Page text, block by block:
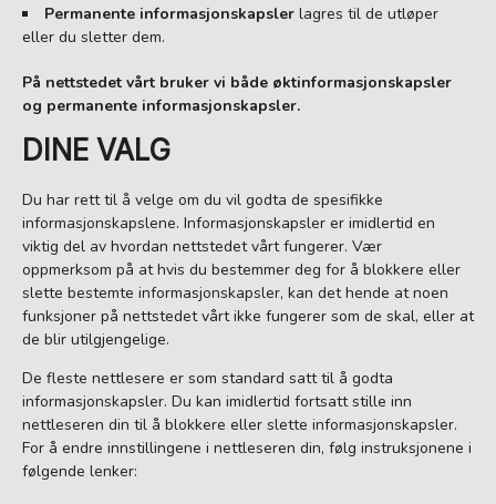
Permanente informasjonskapsler lagres til de utløper
eller du sletter dem.
På nettstedet vårt bruker vi både øktinformasjonskapsler
og permanente informasjonskapsler.
DINE VALG
Du har rett til å velge om du vil godta de spesifikke
informasjonskapslene. Informasjonskapsler er imidlertid en
viktig del av hvordan nettstedet vårt fungerer. Vær
oppmerksom på at hvis du bestemmer deg for å blokkere eller
slette bestemte informasjonskapsler, kan det hende at noen
funksjoner på nettstedet vårt ikke fungerer som de skal, eller at
de blir utilgjengelige.
De fleste nettlesere er som standard satt til å godta
informasjonskapsler. Du kan imidlertid fortsatt stille inn
nettleseren din til å blokkere eller slette informasjonskapsler.
For å endre innstillingene i nettleseren din, følg instruksjonene i
følgende lenker: